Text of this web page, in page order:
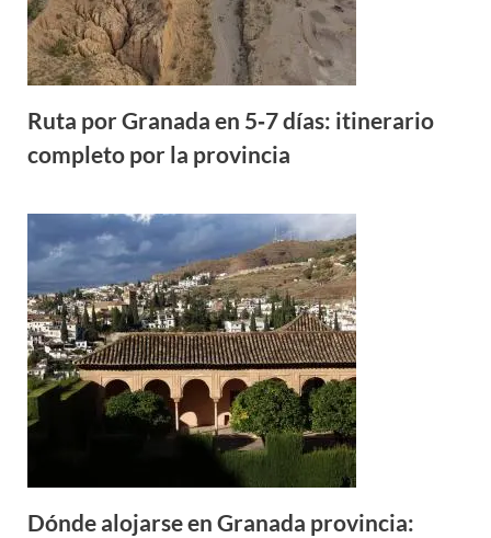
Ruta por Granada en 5‑7 días: itinerario
completo por la provincia
Dónde alojarse en Granada provincia: